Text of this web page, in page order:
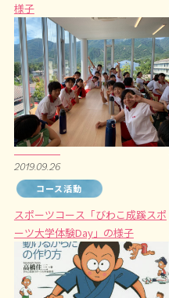
様子
2019.09.26
コース活動
スポーツコース「びわこ成蹊スポ
ーツ大学体験Day」の様子